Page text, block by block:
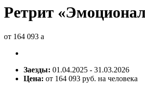
Ретрит
от 164 093 a
Заезды: 01.04.2025 - 31.03.2026
Цена: от 164 093 руб. на человека